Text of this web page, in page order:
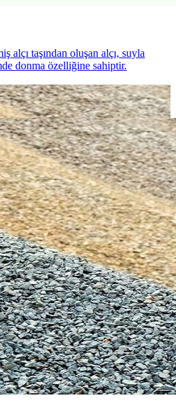
alçı taşından oluşan alçı, suyla
donma özelliğine sahiptir.